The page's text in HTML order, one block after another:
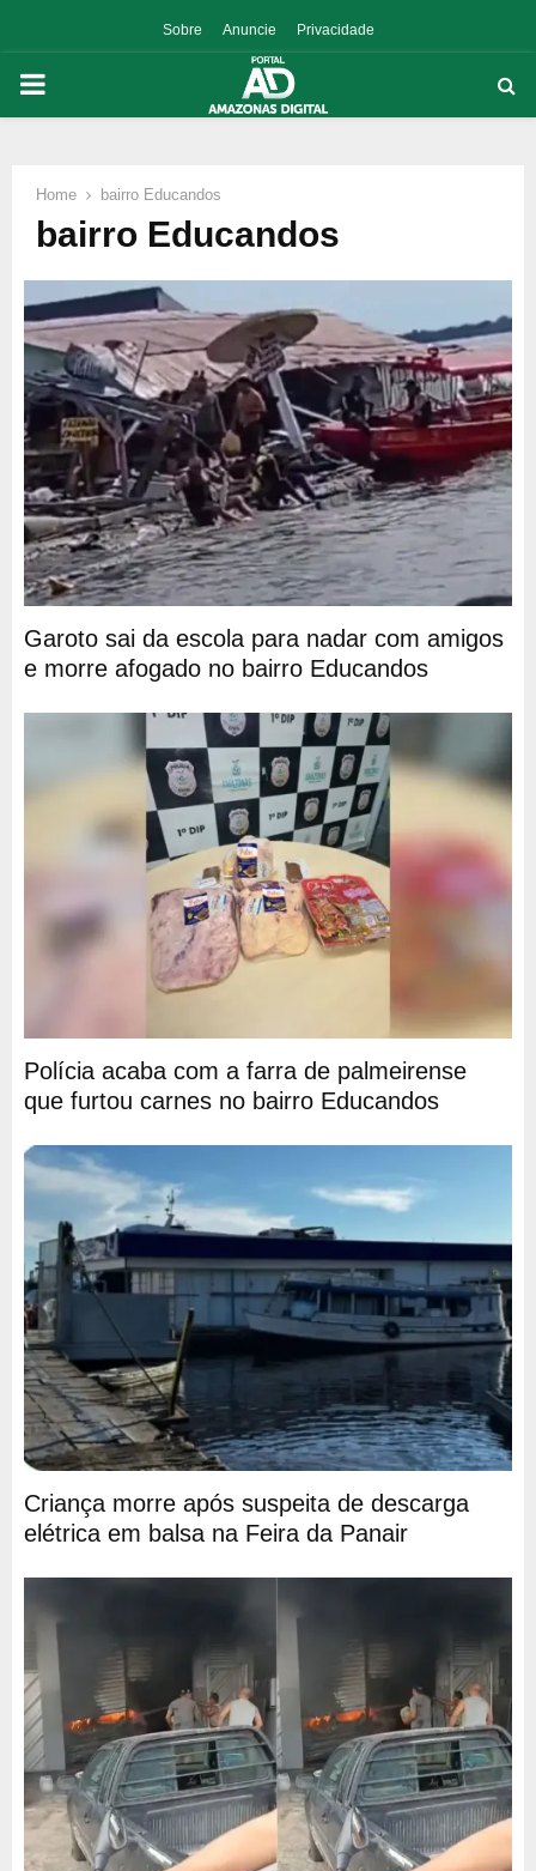
Sobre Anuncie Privacidade
PRIMARY
Home bairro Educandos
bairro Educandos
Garoto sai da escola para nadar com amigos
e morre afogado no bairro Educandos
Polícia acaba com a farra de palmeirense
que furtou carnes no bairro Educandos
Criança morre após suspeita de descarga
elétrica em balsa na Feira da Panair